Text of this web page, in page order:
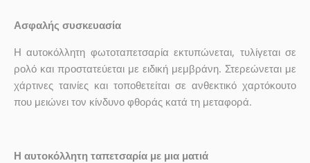
Ασφαλής συσκευασία
Η αυτοκόλλητη φωτοταπετσαρία εκτυπώνεται, τυλίγεται σε
ρολό και προστατεύεται με ειδική μεμβράνη. Στερεώνεται με
χάρτινες ταινίες και τοποθετείται σε ανθεκτικό χαρτόκουτο
που μειώνει τον κίνδυνο φθοράς κατά τη μεταφορά.
Η αυτοκόλλητη ταπετσαρία με μια ματιά